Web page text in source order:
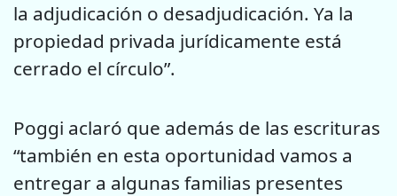
la adjudicación o desadjudicación. Ya la
propiedad privada jurídicamente está
cerrado el círculo”.
Poggi aclaró que además de las escrituras
“también en esta oportunidad vamos a
entregar a algunas familias presentes